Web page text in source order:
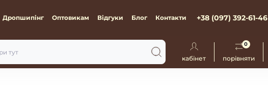
Дропшипінг Оптовикам Відгуки Блог Контакти +38 (097) 392-61-46
кабінет порівняти
0